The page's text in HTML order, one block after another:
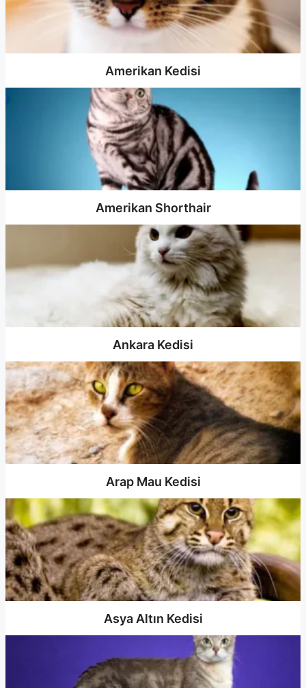
Amerikan Kedisi
Amerikan Shorthair
Ankara Kedisi
Arap Mau Kedisi
Asya Altın Kedisi